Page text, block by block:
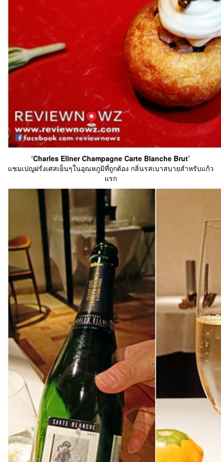
‘Charles Ellner Champagne Carte Blanche Brut’
แชมเปญฝรั่งเศสเย็นๆในอุณหภูมิที่ถูกต้อง กลิ่นรสเบาสบายสำหรับแก้ว
แรก